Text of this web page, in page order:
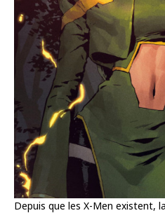
Depuis que les X-Men existent,